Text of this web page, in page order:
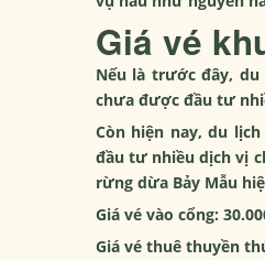
Giá vé
Nếu là trước đây, du
chưa được đầu tư
Còn hiện nay, du
đầu tư nhiều dịch vị
rừng dừa Bảy Mẫu
Giá vé vào cổng:
Giá vé thuê thuyền